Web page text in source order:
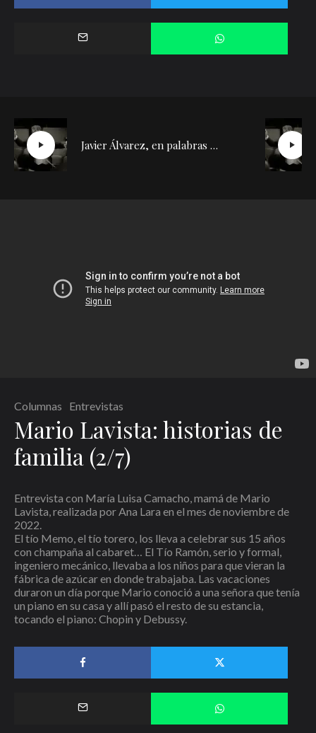
Javier Álvarez, en palabras de Díazmuñoz | Conversación con Silvia de la Cueva (2)
Columnas Entrevistas
Mario Lavista: historias de
familia (2/7)
Entrevista con María Luisa Camacho, mamá de Mario
Lavista, realizada por Ana Lara en el mes de noviembre de
2022.
El tío Memo, el tío torero, los lleva a celebrar sus 15 años
con champaña al cabaret… El Tío Ramón, serio y formal,
ingeniero mecánico, llevaba a los niños para que vieran la
fábrica de azúcar en donde trabajaba. Las vacaciones
duraron un día porque Mario conoció a una señora que tenía
un piano en su casa y allí pasó el resto de su estancia,
tocando el piano: Chopin y Debussy.